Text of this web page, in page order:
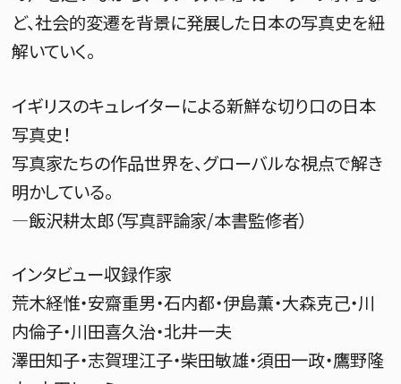
ど、社会的変遷を背景に発展した日本の写真史を紐
解いていく。
イギリスのキュレイターによる新鮮な切り口の日本
写真史！
写真家たちの作品世界を、グローバルな視点で解き
明かしている。
—飯沢耕太郎（写真評論家/本書監修者）
インタビュー収録作家
荒木経惟・安齋重男・石内都・伊島薫・大森克己・川
内倫子・川田喜久治・北井一夫
澤田知子・志賀理江子・柴田敏雄・須田一政・鷹野隆